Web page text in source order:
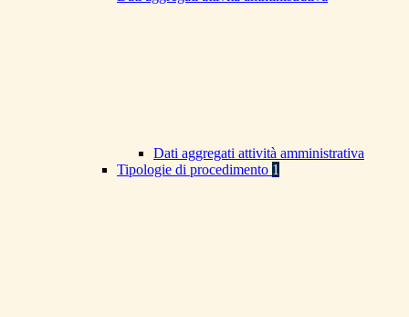
Dati aggregati attività amministrativa
Tipologie di procedimento 1